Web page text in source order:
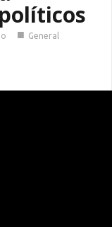
■ General